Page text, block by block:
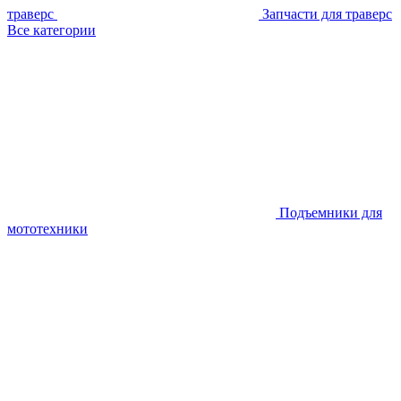
траверс
Запчасти для траверс
Все категории
Подъемники для
мототехники